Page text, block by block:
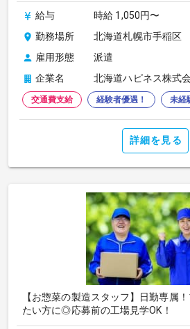
給与
時給 1,050円〜
勤務場所
北海道札幌市手稲区
雇用形態
派遣
企業名
北海道ハピネス株式
交通費支給 経験者優遇！ 未経
詳細を見る
【お惣菜の製造スタッフ】日勤専属
たい方に◎応募前の工場見学OK！